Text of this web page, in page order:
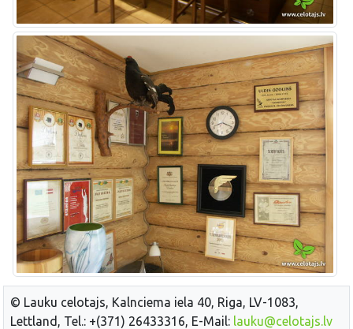
© Lauku celotajs, Kalnciema iela 40, Riga, LV-1083,
Lettland, Tel.: +(371) 26433316, E-Mail: lauku@celotajs.lv